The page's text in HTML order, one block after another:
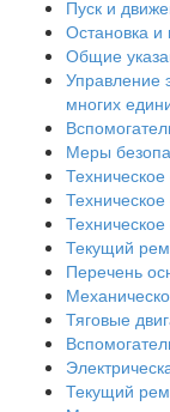
Пуск и
Остановка и
Общие
Управление
многих
Меры
Текущий
Перечень
Тяговые
Текущий